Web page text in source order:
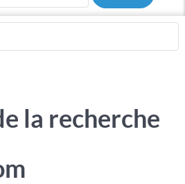
la recherche